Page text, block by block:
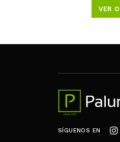
VER
SÍGUENOS EN